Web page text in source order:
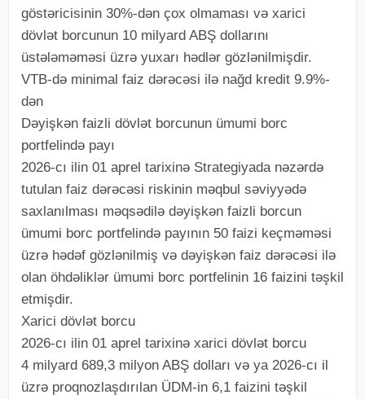
göstəricisinin 30%-dən çox olmaması və xarici
dövlət borcunun 10 milyard ABŞ dollarını
üstələməməsi üzrə yuxarı hədlər gözlənilmişdir.
VTB-də minimal faiz dərəcəsi ilə nağd kredit 9.9%-
dən
Dəyişkən faizli dövlət borcunun ümumi borc
portfelində payı
2026-cı ilin 01 aprel tarixinə Strategiyada nəzərdə
tutulan faiz dərəcəsi riskinin məqbul səviyyədə
saxlanılması məqsədilə dəyişkən faizli borcun
ümumi borc portfelində payının 50 faizi keçməməsi
üzrə hədəf gözlənilmiş və dəyişkən faiz dərəcəsi ilə
olan öhdəliklər ümumi borc portfelinin 16 faizini təşkil
etmişdir.
Xarici dövlət borcu
2026-cı ilin 01 aprel tarixinə xarici dövlət borcu
4 milyard 689,3 milyon ABŞ dolları və ya 2026-cı il
üzrə proqnozlaşdırılan ÜDM-in 6,1 faizini təşkil